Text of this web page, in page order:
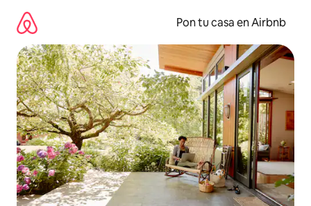
contenido
Pon tu casa en Airbnb